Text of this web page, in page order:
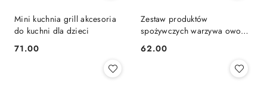
Mini kuchnia grill akcesoria
do kuchni dla dzieci
Cena:
71.00
Zestaw produktów
spożywczych warzywa owoce
do kuchni 120 sztuk
Cena:
62.00